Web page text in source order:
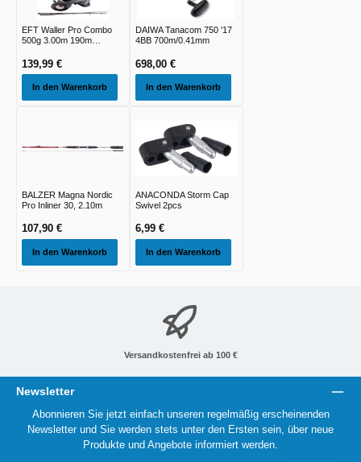
EFT Waller Pro Combo
500g 3.00m 190m
139,99 €
In den Warenkorb
DAIWA Tanacom 750 '17
4BB 700m/0.41mm
698,00 €
In den Warenkorb
BALZER Magna Nordic
Pro Inliner 30, 2.10m
107,90 €
In den Warenkorb
ANACONDA Storm Cap
Swivel 2pcs
6,99 €
In den Warenkorb
Versandkostenfrei ab 100 €
Newsletter
Abonnieren Sie jetzt einfach unseren regelmäßig erscheinenden
Newsletter und Sie werden stets unter den Ersten sein, über neue
Produkte und Angebote informiert werden.